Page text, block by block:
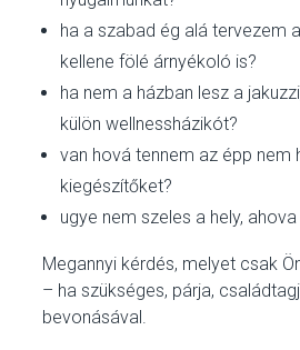
ha a szabad ég alá tervezem
kellene fölé árnyékoló is?
ha nem a házban lesz a
külön wellnessházikót?
van hová tennem az épp nem
kiegészítőket?
ugye nem szeles a hely,
Megannyi kérdés, melyet csak
– ha szükséges, párja,
bevonásával.